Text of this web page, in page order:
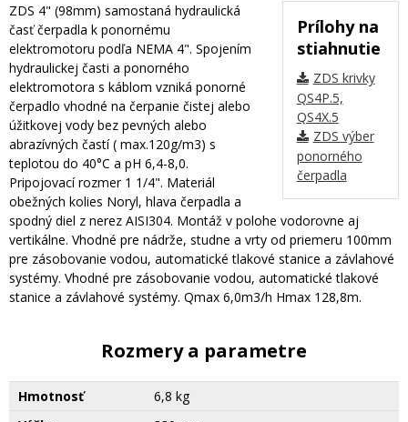
Prílohy na
stiahnutie
ZDS krivky
QS4P.5,
QS4X.5
ZDS výber
ponorného
čerpadla
ZDS 4" (98mm) samostaná hydraulická
časť čerpadla k ponornému
elektromotoru podľa NEMA 4". Spojením
hydraulickej časti a ponorného
elektromotora s káblom vzniká ponorné
čerpadlo vhodné na čerpanie čistej alebo
úžitkovej vody bez pevných alebo
abrazívných častí ( max.120g/m3) s
teplotou do 40°C a pH 6,4-8,0.
Pripojovací rozmer 1 1/4". Materiál
obežných kolies Noryl, hlava čerpadla a
spodný diel z nerez AISI304. Montáž v polohe vodorovne aj
vertikálne. Vhodné pre nádrže, studne a vrty od priemeru 100mm
pre zásobovanie vodou, automatické tlakové stanice a závlahové
systémy. Vhodné pre zásobovanie vodou, automatické tlakové
stanice a závlahové systémy. Qmax 6,0m3/h Hmax 128,8m.
Rozmery a parametre
Hmotnosť
6,8 kg